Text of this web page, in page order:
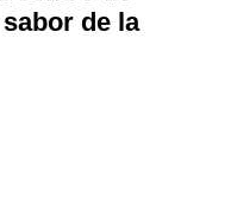
de la